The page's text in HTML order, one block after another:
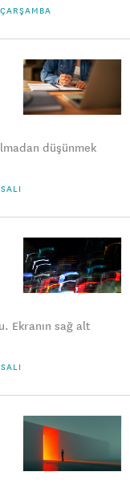
düşünmek
Ekranın sağ alt